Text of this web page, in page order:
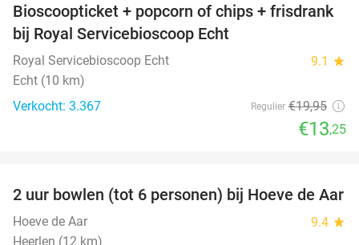
34%
Bioscoopticket + popcorn of chips + frisdrank
bij Royal Servicebioscoop Echt
Royal Servicebioscoop Echt 9.1 star
Echt (10 km)
Verkocht: 3.367
Regulier €19,95
€13,25
50%
2 uur bowlen (tot 6 personen) bij Hoeve de Aar
Hoeve de Aar 9.4 star
Heerlen (12 km)